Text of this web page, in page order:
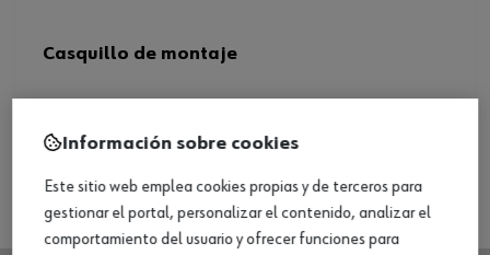
Casquillo de montaje
Información sobre cookies
Este sitio web emplea cookies propias y de terceros para
gestionar el portal, personalizar el contenido, analizar el
comportamiento del usuario y ofrecer funciones para